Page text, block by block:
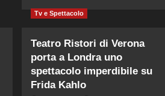
Tv e Spettacolo
Teatro Ristori di Verona
porta a Londra uno
spettacolo imperdibile su
Frida Kahlo